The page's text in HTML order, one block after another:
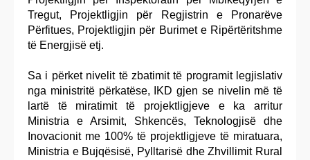
Tregut, Projektligjin për Regjistrin e Pronarëve
Përfitues, Projektligjin për Burimet e Ripërtëritshme
të Energjisë etj.
Sa i përket nivelit të zbatimit të programit legjislativ
nga ministritë përkatëse, IKD gjen se nivelin më të
lartë të miratimit të projektligjeve e ka arritur
Ministria e Arsimit, Shkencës, Teknologjisë dhe
Inovacionit me 100% të projektligjeve të miratuara,
Ministria e Bujqësisë, Pylltarisë dhe Zhvillimit Rural